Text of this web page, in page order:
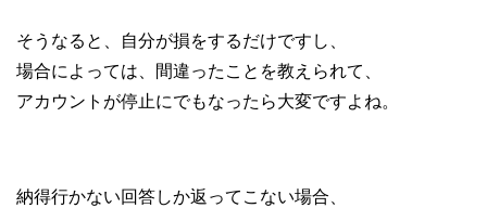
そうなると、自分が損をするだけですし、
場合によっては、間違ったことを教えられて、
アカウントが停止にでもなったら大変ですよね。
納得行かない回答しか返ってこない場合、